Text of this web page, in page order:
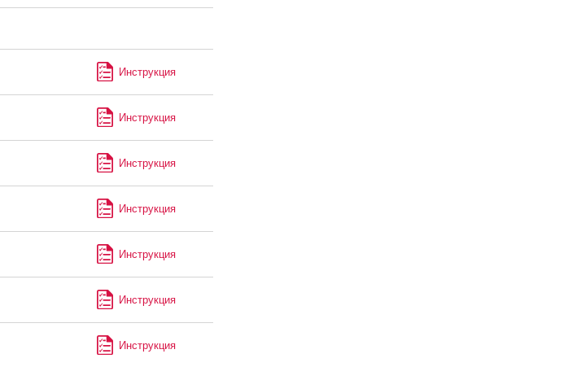
Инструкция
Инструкция
Инструкция
Инструкция
Инструкция
Инструкция
Инструкция